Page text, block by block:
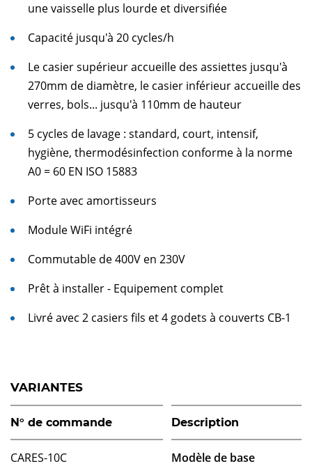
une vaisselle plus lourde et diversifiée
Capacité jusqu'à 20 cycles/h
Le casier supérieur accueille des assiettes jusqu'à
270mm de diamètre, le casier inférieur accueille des
verres, bols... jusqu'à 110mm de hauteur
5 cycles de lavage : standard, court, intensif,
hygiène, thermodésinfection conforme à la norme
A0 = 60 EN ISO 15883
Porte avec amortisseurs
Module WiFi intégré
Commutable de 400V en 230V
Prêt à installer - Equipement complet
Livré avec 2 casiers fils et 4 godets à couverts CB-1
VARIANTES
N° de commande Description
CARES-10C Modèle de base